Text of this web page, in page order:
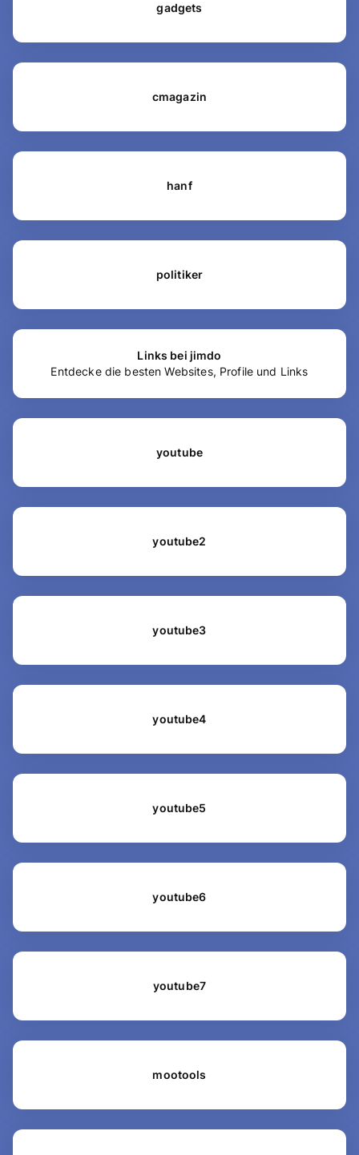
gadgets
cmagazin
hanf
politiker
Links bei jimdo
Entdecke die besten Websites, Profile und Links
youtube
youtube2
youtube3
youtube4
youtube5
youtube6
youtube7
mootools